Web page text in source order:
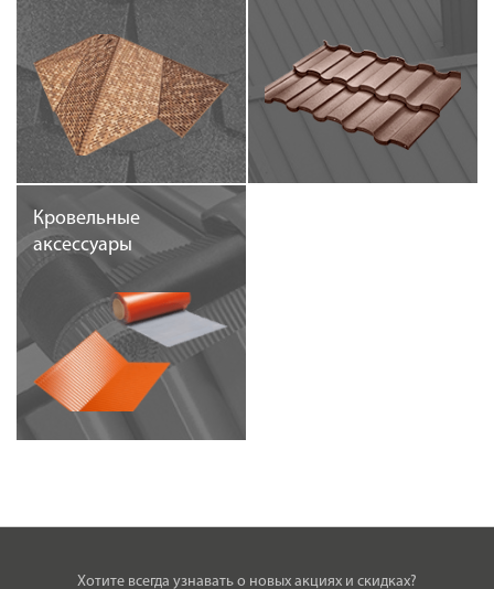
Кровельные
аксессуары
Хотите всегда узнавать о новых акциях и скидках?